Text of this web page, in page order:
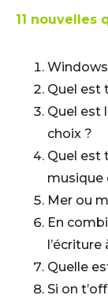
11 nouvelles
Quel est
Quel est
choix ?
Quel est
musique
Mer ou
En
Quelle
Si on